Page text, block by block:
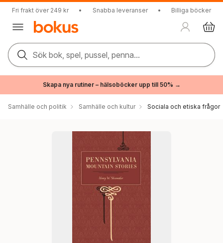
Fri frakt över 249 kr • Snabba leveranser • Billiga böcker
Sök bok, spel, pussel, penna...
Skapa nya rutiner – hälsoböcker upp till 50% →
Samhälle och politik Samhälle och kultur Sociala och etiska frågor